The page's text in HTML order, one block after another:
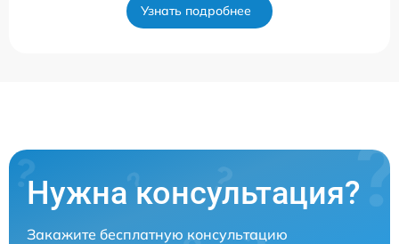
Узнать подробнее
Нужна консультация?
Закажите бесплатную консультацию